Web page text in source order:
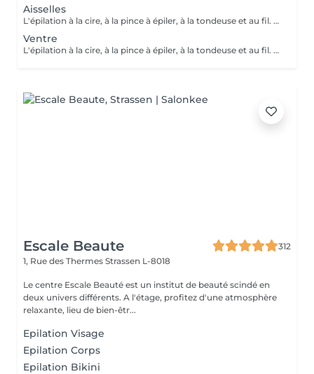
Aisselles
L'épilation à la cire, à la pince à épiler, à la tondeuse et au fil. Toutes nos techniques d'épilation vous garantissent un résultat net et durable. En fin de séance, quelque soit la technique d'épilation choisie, nous utilisons systématiquement une pince à épiler, pour un résultat parfait.
Ventre
L'épilation à la cire, à la pince à épiler, à la tondeuse et au fil. Toutes nos techniques d'épilation vous garantissent un résultat net et durable. En fin de séance, quelque soit la technique d'épilation choisie, nous utilisons systématiquement une pince à épiler, pour un résultat parfait.
Escale Beaute
312
1, Rue des Thermes Strassen L-8018
Le centre Escale Beauté est un institut de beauté scindé en
deux univers différents. A l'étage, profitez d'une atmosphère
relaxante, lieu de bien-êtr...
Epilation Visage
Epilation Corps
Epilation Bikini